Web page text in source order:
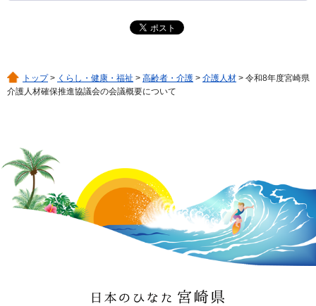
トップ> くらし・健康・福祉 > 高齢者・介護 > 介護人材 > 令和8年度宮崎県
介護人材確保推進協議会の会議概要について
日本のひなた 宮崎県